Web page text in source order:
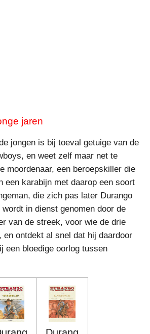
jaren
jongen is bij toeval getuige van de
en weet zelf maar net te
moordenaar, een beroepskiller die
een karabijn met daarop een soort
die zich pas later Durango
in dienst genomen door de
van de streek, voor wie de drie
en ontdekt al snel dat hij daardoor
een bloedige oorlog tussen